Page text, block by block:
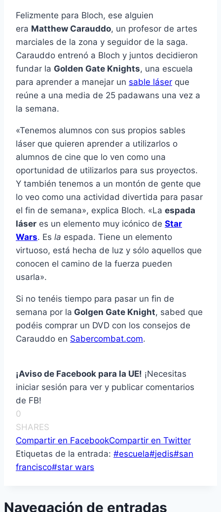
Felizmente para Bloch, ese alguien
era Matthew Carauddo, un profesor de artes
marciales de la zona y seguidor de la saga.
Carauddo entrenó a Bloch y juntos decidieron
fundar la Golden Gate Knights, una escuela
para aprender a manejar un sable láser que
reúne a una media de 25 padawans una vez a
la semana.
«Tenemos alumnos con sus propios sables
láser que quieren aprender a utilizarlos o
alumnos de cine que lo ven como una
oportunidad de utilizarlos para sus proyectos.
Y también tenemos a un montón de gente que
lo veo como una actividad divertida para pasar
el fin de semana», explica Bloch. «La espada
láser es un elemento muy icónico de Star
Wars. Es la espada. Tiene un elemento
virtuoso, está hecha de luz y sólo aquellos que
conocen el camino de la fuerza pueden
usarla».
Si no tenéis tiempo para pasar un fin de
semana por la Golgen Gate Knight, sabed que
podéis comprar un DVD con los consejos de
Carauddo en Sabercombat.com.
¡Aviso de Facebook para la UE! ¡Necesitas
iniciar sesión para ver y publicar comentarios
de FB!
0
SHARES
Compartir en FacebookCompartir en Twitter
Etiquetas de la entrada: #escuela#jedis#san
francisco#star wars
Navegación de entradas